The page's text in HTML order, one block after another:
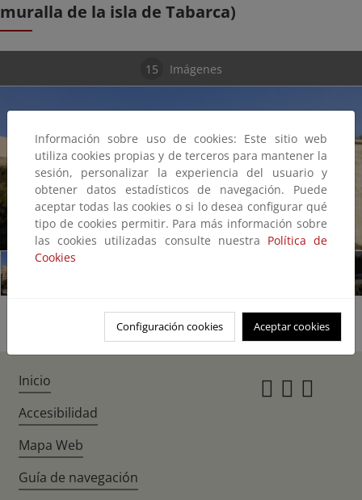
muralla de la isla de Tabarca)
15 Imágenes
1/15
Información sobre uso de cookies: Este sitio web
utiliza cookies propias y de terceros para mantener la
sesión, personalizar la experiencia del usuario y
obtener datos estadísticos de navegación. Puede
aceptar todas las cookies o si lo desea configurar qué
tipo de cookies permitir. Para más información sobre
las cookies utilizadas consulte nuestra Política de
Cookies
Configuración cookies Aceptar cookies
Inicio
Accesibilidad
Mapa Web
Guía de navegación